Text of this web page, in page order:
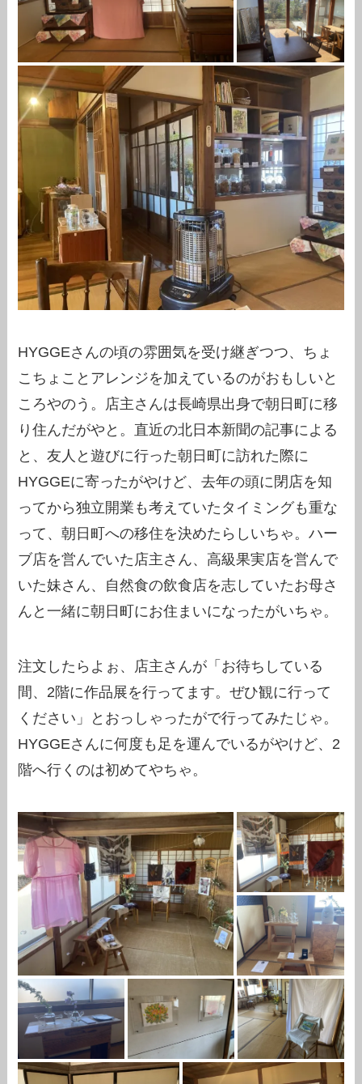
HYGGEさんの頃の雰囲気を受け継ぎつつ、ちょ
こちょことアレンジを加えているのがおもしいと
ころやのう。店主さんは長崎県出身で朝日町に移
り住んだがやと。直近の北日本新聞の記事による
と、友人と遊びに行った朝日町に訪れた際に
HYGGEに寄ったがやけど、去年の頭に閉店を知
ってから独立開業も考えていたタイミングも重な
って、朝日町への移住を決めたらしいちゃ。ハー
ブ店を営んでいた店主さん、高級果実店を営んで
いた妹さん、自然食の飲食店を志していたお母さ
んと一緒に朝日町にお住まいになったがいちゃ。
注文したらよぉ、店主さんが「お待ちしている
間、2階に作品展を行ってます。ぜひ観に行って
ください」とおっしゃったがで行ってみたじゃ。
HYGGEさんに何度も足を運んでいるがやけど、2
階へ行くのは初めてやちゃ。